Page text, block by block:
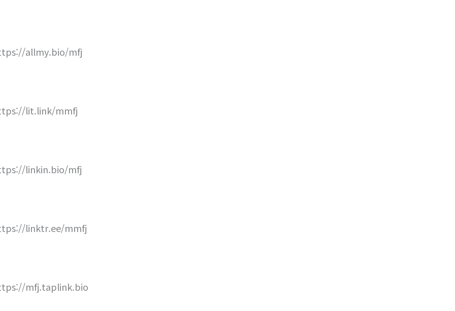
allmy.bio/mfj
lit.link/mmfj
linkin.bio/mfj
linktr.ee/mmfj
mfj.taplink.bio